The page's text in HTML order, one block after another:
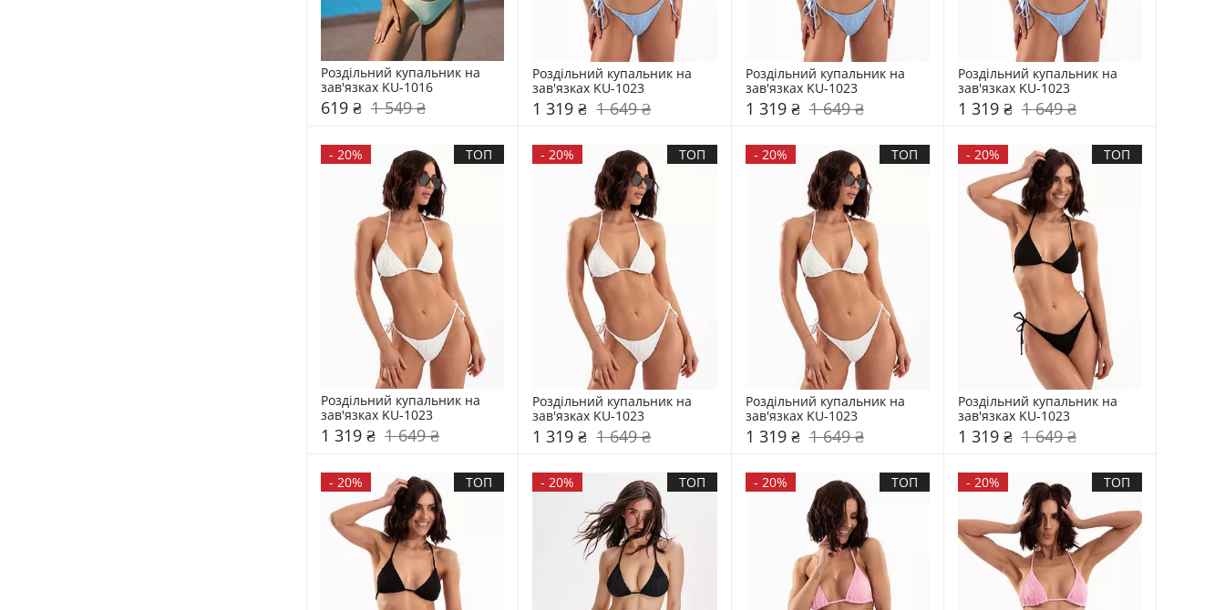
Роздільний купальник на
зав'язках KU-1016
619 ₴ 1 549 ₴
Роздільний купальник на
зав'язках KU-1023
1 319 ₴ 1 649 ₴
Роздільний купальник на
зав'язках KU-1023
1 319 ₴ 1 649 ₴
Роздільний купальник на
зав'язках KU-1023
1 319 ₴ 1 649 ₴
- 20% ТОП
Роздільний купальник на
зав'язках KU-1023
1 319 ₴ 1 649 ₴
-20% ТОП
Роздільний купальник на
зав'язках KU-1023
1 319 ₴ 1 649 ₴
- 20% ТОП
Роздільний купальник на
зав'язках KU-1023
1 319 ₴ 1 649 ₴
- 20% ТОП
Роздільний купальник на
зав'язках KU-1023
1 319 ₴ 1 649 ₴
- 20% ТОП -20% ТОП - 20% ТОП - 20% ТОП